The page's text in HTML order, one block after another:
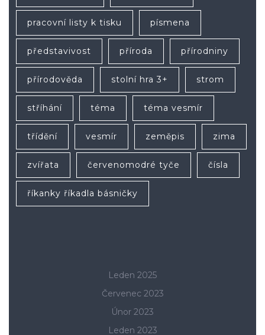
pracovní listy k tisku písmena
představivost příroda přírodniny
přírodověda stolní hra 3+ strom
stříhání téma téma vesmír
třídění vesmír zeměpis zima
zvířata červenomodré tyče čísla
říkanky říkadla básničky
Leden 2025
Červenec 2023
Únor 2023
Leden 2023